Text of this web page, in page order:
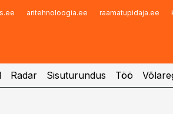
aritehnoloogia.ee raamatupidaja.ee
Radar Sisuturundus Töö